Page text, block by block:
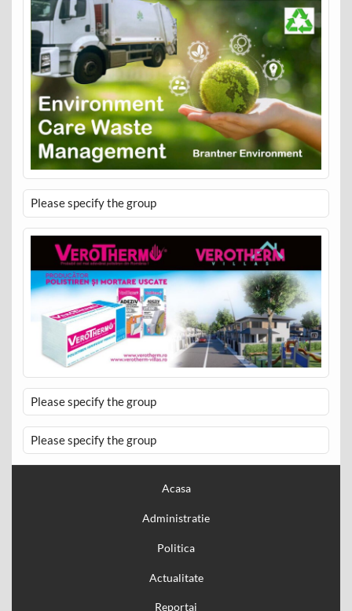
Please specify the group
Please specify the group
Please specify the group
Acasa
Administratie
Politica
Actualitate
Reportaj